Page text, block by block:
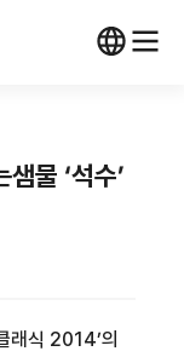
물 ‘석수’
래식 2014’의